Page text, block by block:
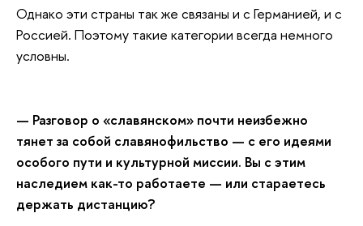
Однако эти страны так же связаны и с Германией, и с
Россией. Поэтому такие категории всегда немного
условны.
— Разговор о «славянском» почти неизбежно
тянет за собой славянофильство — с его идеями
особого пути и культурной миссии. Вы с этим
наследием как-то работаете — или стараетесь
держать дистанцию?